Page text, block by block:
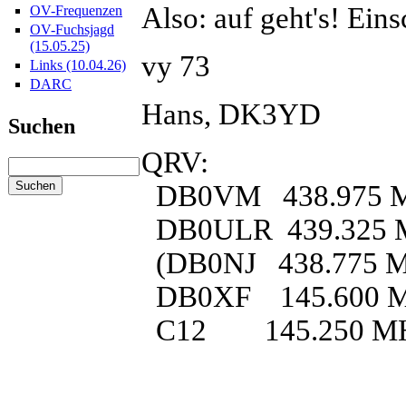
OV-Frequenzen
OV-Fuchsjagd
(15.05.25)
Links (10.04.26)
DARC
Suchen
Also: auf geht's!
vy 73
Hans, DK3YD
QRV:
DB0VM 438.975
DB0ULR 439.325
(DB0NJ 438.775
DB0XF 145.600
C12 145.250